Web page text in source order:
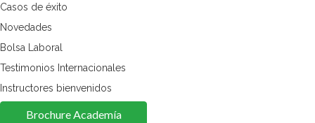
Casos de éxito
Novedades
Bolsa Laboral
Testimonios Internacionales
Instructores bienvenidos
Brochure Academía